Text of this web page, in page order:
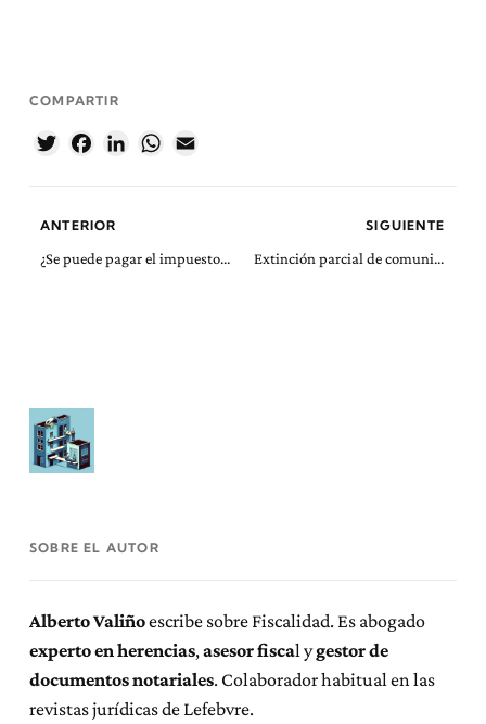
COMPARTIR
TwitterFacebookLinkedInWhatsApp
ANTERIOR
¿Se puede pagar el impuesto de sucesiones con cargo las cuentas del causante?
SIGUIENTE
Extinción parcial de comunidad sin excesos de adjudicación
SOBRE EL AUTOR
Alberto Valiñoescribe sobre Fiscalidad. Es abogado
experto en herencias,asesor fiscal ygestor de
documentos notariales. Colaborador habitual en las
revistas jurídicas de Lefebvre.